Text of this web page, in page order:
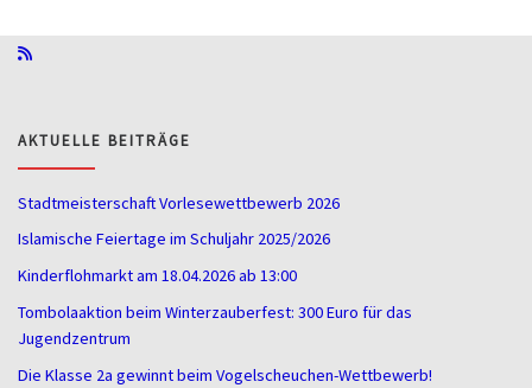
AKTUELLE BEITRÄGE
Stadtmeisterschaft Vorlesewettbewerb 2026
Islamische Feiertage im Schuljahr 2025/2026
Kinderflohmarkt am 18.04.2026 ab 13:00
Tombolaaktion beim Winterzauberfest: 300 Euro für das
Jugendzentrum
Die Klasse 2a gewinnt beim Vogelscheuchen-Wettbewerb!